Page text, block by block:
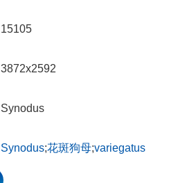
15105
3872x2592
Synodus
Synodus;花斑狗母;variegatus